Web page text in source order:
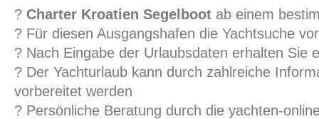
? Charter Kroatien Segelbootab einem
? Für diesen Ausgangshafen die Yachtsuche
? Nach Eingabe der Urlaubsdaten erhalten Sie
? Der Yachturlaub kann durch zahlreiche
vorbereitet werden
? Persönliche Beratung durch die yachten-